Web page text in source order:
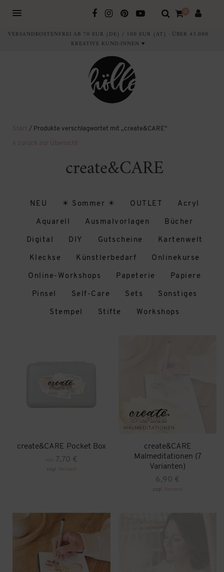
0
VERSANDKOSTENFREI AB 70 EUR (DE) / 100 EUR (AT) · ÜBER 43.000
KREATIVE KUND:INNEN ♥
Start / Produkte verschlagwortet mit „create&CARE“
« zurück zur Übersicht
create&CARE
NEU ☀ Sommer ☀ OUTLET Acryl
Aquarell Ausmalvorlagen Bücher
Digital DIY Gutscheine Kartenwelt
Kleckse Künstlerbedarf Onlinekurse
Online-Workshops Papeterie Papiere
Pinsel Self-Care Sets Sonstiges
Stempel Stifte Workshops
create&CARE Pocket Box
7,70 €
zzgl. Versand
create&CARE
Malmeditationen (7
Varianten)
6,90 €
zzgl. Versand